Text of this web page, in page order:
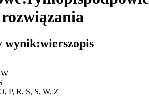
wynik:wierszopis
W
P, R, S, S, W, Z